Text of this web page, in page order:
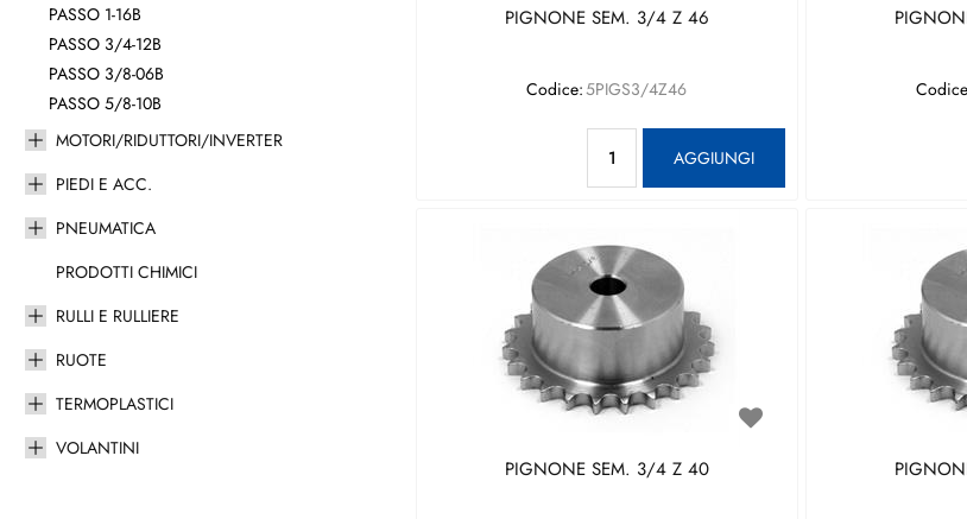
PASSO 1-16B
PASSO 3/4-12B
PASSO 3/8-06B
PASSO 5/8-10B
MOTORI/RIDUTTORI/INVERTER
PIEDI E ACC.
PNEUMATICA
PRODOTTI CHIMICI
RULLI E RULLIERE
RUOTE
TERMOPLASTICI
VOLANTINI
PIGNONE SEM. 3/4 Z 46
Codice:5PIGS3/4Z46
AGGIUNGI
PIGNONE SEM. 3/4 Z 40